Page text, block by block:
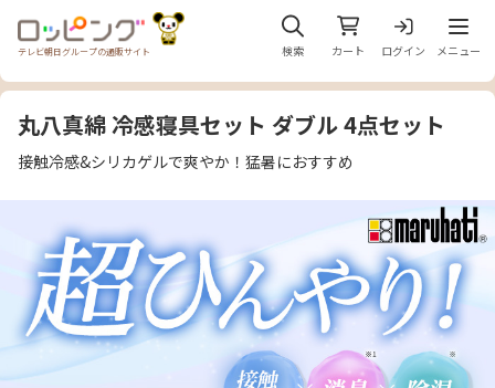
テレビ朝日グループの通販サイト 検索 カート ログイン
メニ
メニュー
丸八真綿 冷感寝具セット ダブル 4点セット
接触冷感&シリカゲルで爽やか！猛暑におすすめ